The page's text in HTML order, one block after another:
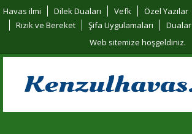
Havas ilmi Dilek Duaları Vefk Özel Yazılar
Rızık ve Bereket
Şifa Uygulamaları
Dualar
Web sitemize hoşgeldiniz.